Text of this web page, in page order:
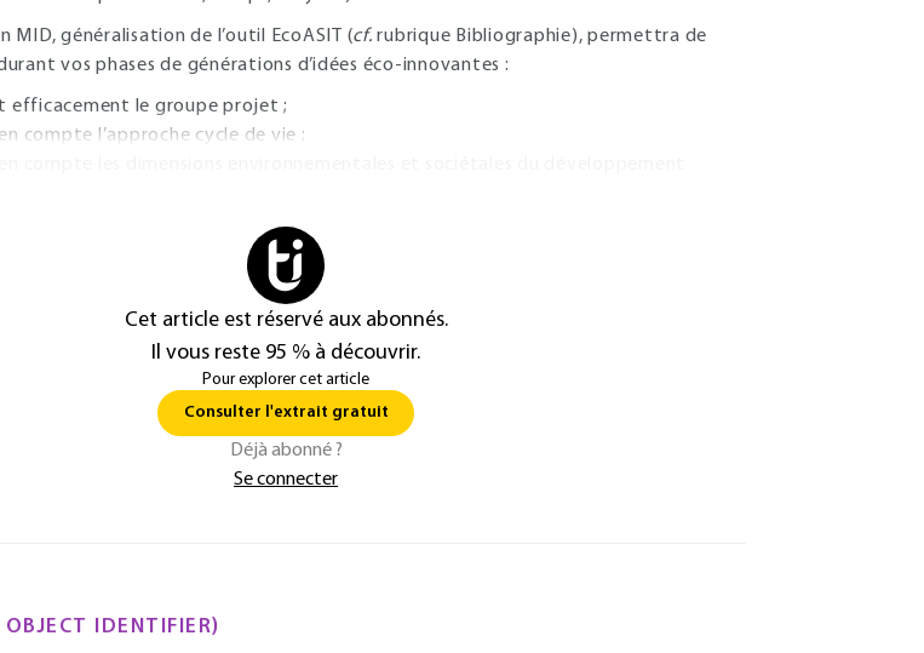
MID, généralisation de l’outil EcoASIT (cf. rubrique Bibliographie), permettra de
vos phases de générations d’idées éco-innovantes :
efficacement le groupe projet ;
compte l’approche cycle de vie ;
Cet article est réservé aux abonnés.
Il vous reste 95 % à découvrir.
Pour explorer cet article
Consulter l'extrait gratuit
Déjà abonné ?
Se connecter
IDENTIFIER)